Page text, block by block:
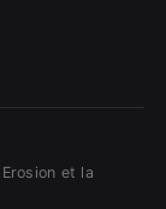
et la